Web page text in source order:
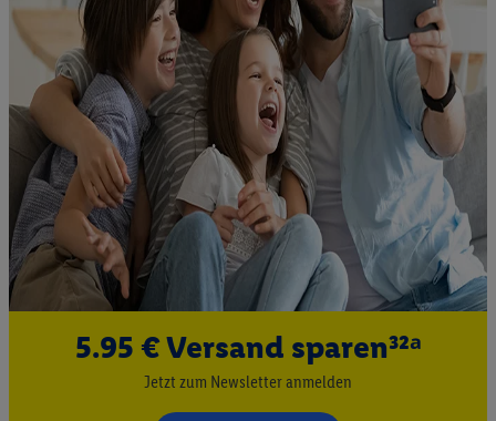
5.95 € Versand sparen³²ᵃ
Jetzt zum Newsletter anmelden
Liste der Partner (Lieferanten)